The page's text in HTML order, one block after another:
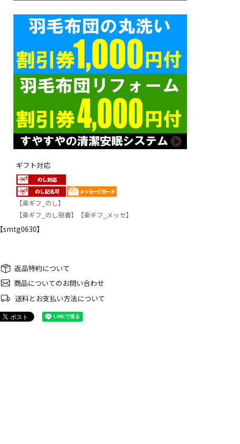
ギフト対応
【楽ギフ_のし】
【楽ギフ_のし宛書】【楽ギフ_メッセ】
【smtg0630】
返品特約について
商品についてのお問い合わせ
送料とお支払い方法について